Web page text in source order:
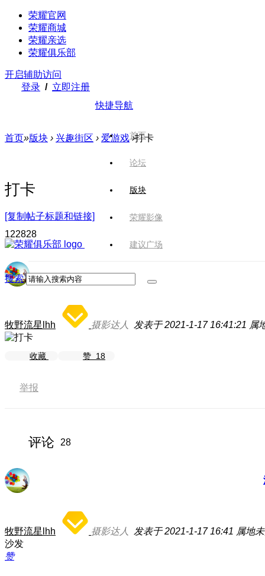
荣耀官网
荣耀商城
荣耀亲选
荣耀俱乐部
开启辅助访问
登录 / 立即注册
快捷导航
首页
论坛
版块
荣耀影像
建议广场
搜索
首页»版块 › 兴趣街区 › 爱游戏 ›打卡
打卡
[复制帖子标题和链接]
122828
牧野流星lhh 摄影达人 发表于 2021-1-17 16:41:21 属
收藏 赞 18
举报
评论 28
牧野流星lhh 摄影达人 发表于 2021-1-17 16:41 属地
沙发
赞